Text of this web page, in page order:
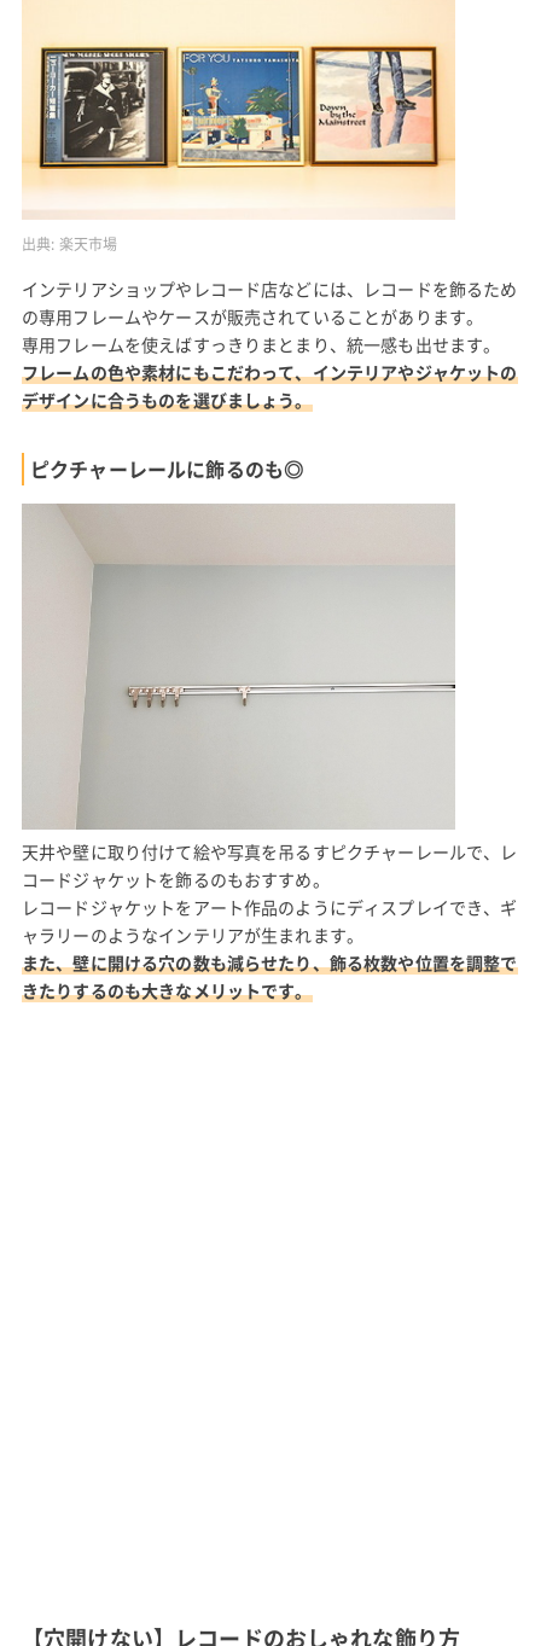
出典: 楽天市場
インテリアショップやレコード店などには、レコードを飾るため
の専用フレームやケースが販売されていることがあります。
専用フレームを使えばすっきりまとまり、統一感も出せます。
フレームの色や素材にもこだわって、インテリアやジャケットの
デザインに合うものを選びましょう。
ピクチャーレールに飾るのも◎
天井や壁に取り付けて絵や写真を吊るすピクチャーレールで、レ
コードジャケットを飾るのもおすすめ。
レコードジャケットをアート作品のようにディスプレイでき、ギ
ャラリーのようなインテリアが生まれます。
また、壁に開ける穴の数も減らせたり、飾る枚数や位置を調整で
きたりするのも大きなメリットです。
【穴開けない】レコードのおしゃれな飾り方